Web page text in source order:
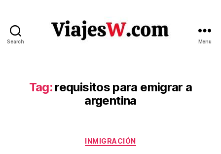
Search Menu
Tag: requisitos para emigrar a
argentina
Categories
INMIGRACIÓN